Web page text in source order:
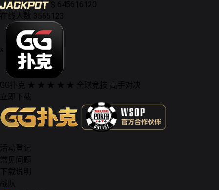
$ 645616120
在线人数 3565123
x
GG扑克 ★ ★ ★ ★ ★ 全球竞技 高手对决
立即下载
活动登记
常见问题
下载说明
战队